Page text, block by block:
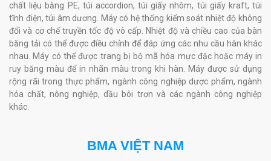
chất liệu bằng PE, túi accordion, túi giấy nhôm, túi giấy kraft, túi
tĩnh điện, túi âm dương. Máy có hệ thống kiểm soát nhiệt độ không
đổi và cơ chế truyền tốc độ vô cấp. Nhiệt độ và chiều cao của bàn
băng tải có thể được điều chỉnh để đáp ứng các nhu cầu hàn khác
nhau. Máy có thể được trang bị bộ mã hóa mực đặc hoặc máy in
ruy băng màu để in nhãn màu trong khi hàn. Máy được sử dụng
rộng rãi trong thực phẩm, ngành công nghiệp dược phẩm, ngành
hóa chất, nông nghiệp, dầu bôi trơn và các ngành công nghiệp
khác.
BMA VIỆT NAM